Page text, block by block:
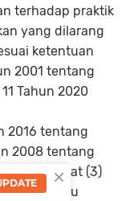
terhadap praktik
yang dilarang
ketentuan
2001 tentang
Tahun 2020
2016 tentang
2008 tentang
27 ayat (3)
atau
×